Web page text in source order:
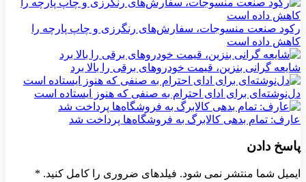
رکود صنعت منسوجات، سفارش‌های رنگرزی و چاپ پارچه را
کاهش داده است
شایعه گرانی بنزین، قیمت خودروهای برقی را بالا برد
دل‌نوشته‌ای برای ادای احترام به صنفی که هنوز ایستاده است
عارف: تمام بدهی کالابرگ به فروشگاه‌ها پرداخت شد
پاسخ دادن
ایمیل شما منتشر نمی شود. فیلدهای ضروری را کامل کنید. *